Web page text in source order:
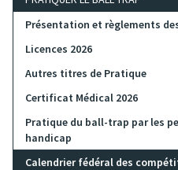
Présentation et règlements
Licences 2026
Autres titres de Pratique
Certificat Médical 2026
Pratique du ball-trap par les
handicap
Calendrier fédéral des